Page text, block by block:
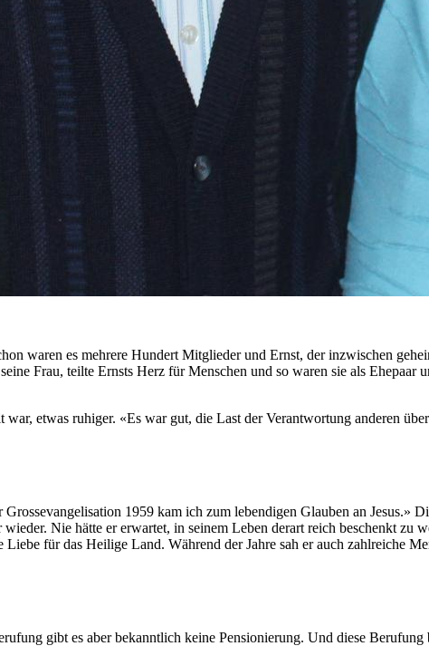
waren es mehrere Hundert Mitglieder und Ernst, der inzwischen
Frau, teilte Ernsts Herz für Menschen und so waren sie als Ehepaar
etwas ruhiger. «Es war gut, die Last der Verantwortung anderen
1959 kam ich zum lebendigen Glauben an Jesus.»
Nie hätte er erwartet, in seinem Leben derart reich beschenkt zu
für das Heilige Land. Während der Jahre sah er auch zahlreiche
gibt es aber bekanntlich keine Pensionierung. Und diese